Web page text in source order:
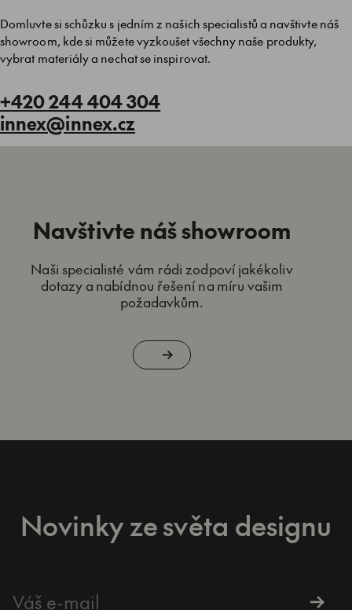
Domluvte si schůzku s jedním z našich specialistů a navštivte náš
showroom, kde si můžete vyzkoušet všechny naše produkty,
vybrat materiály a nechat se inspirovat.
+420 244 404 304
innex@innex.cz
Navštivte náš showroom
Naši specialisté vám rádi zodpoví jakékoliv
dotazy a nabídnou řešení na míru vašim
požadavkům.
Novinky ze světa designu